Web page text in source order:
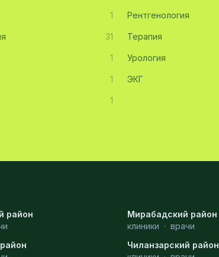
1 Рентгенология
31 Терапия
1 Урология
1 ЭКГ
1
район
Мирабадский район
клиники · врачи
Чиланзарский район